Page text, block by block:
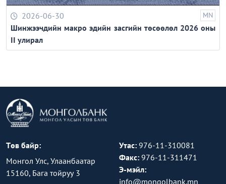
2026-06-30 MN
Шинжээчдийн макро эдийн засгийн төсөөлөл 2026 оны
II улирал
Төв байр:
Монгол Улс, Улаанбаатар
15160, Бага тойруу 3
Утас: 976-11-310081
Факс: 976-11-311471
Э-мэйл:
info@mongolbank.mn